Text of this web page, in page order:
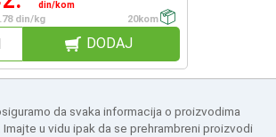
din/kom
din/kg
20kom
DODAJ
da svaka informacija o proizvodima
u vidu ipak da se prehrambreni proizvodi